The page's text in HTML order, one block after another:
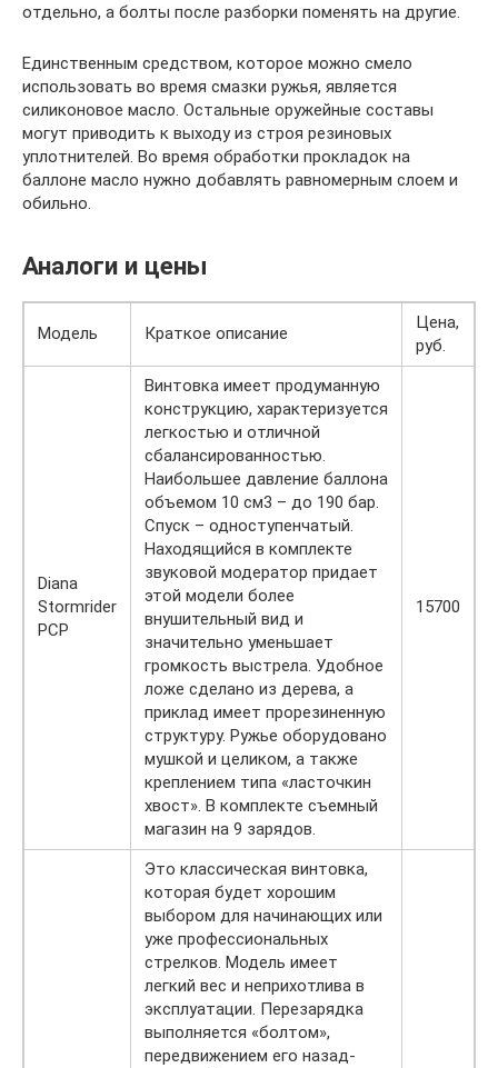
отдельно, а болты после разборки поменять на другие.
Единственным средством, которое можно смело
использовать во время смазки ружья, является
силиконовое масло. Остальные оружейные составы
могут приводить к выходу из строя резиновых
уплотнителей. Во время обработки прокладок на
баллоне масло нужно добавлять равномерным слоем и
обильно.
Аналоги и цены
Модель Краткое описание
Цена,
руб.
Diana
Stormrider
PCP
Винтовка имеет продуманную
конструкцию, характеризуется
легкостью и отличной
сбалансированностью.
Наибольшее давление баллона
объемом 10 см3 – до 190 бар.
Спуск – одноступенчатый.
Находящийся в комплекте
звуковой модератор придает
этой модели более
внушительный вид и
значительно уменьшает
громкость выстрела. Удобное
ложе сделано из дерева, а
приклад имеет прорезиненную
структуру. Ружье оборудовано
мушкой и целиком, а также
креплением типа «ласточкин
хвост». В комплекте съемный
магазин на 9 зарядов.
15700
Это классическая винтовка,
которая будет хорошим
выбором для начинающих или
уже профессиональных
стрелков. Модель имеет
легкий вес и неприхотлива в
эксплуатации. Перезарядка
выполняется «болтом»,
передвижением его назад-